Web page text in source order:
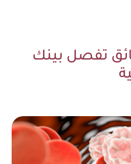
4 حقائق تفصل بينك